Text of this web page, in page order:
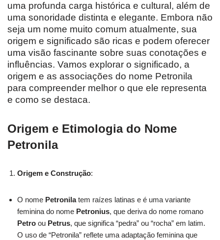
uma profunda carga histórica e cultural, além de
uma sonoridade distinta e elegante. Embora não
seja um nome muito comum atualmente, sua
origem e significado são ricas e podem oferecer
uma visão fascinante sobre suas conotações e
influências. Vamos explorar o significado, a
origem e as associações do nome Petronila
para compreender melhor o que ele representa
e como se destaca.
Origem e Etimologia do Nome
Petronila
Origem e Construção:
O nome Petronilatem raízes latinas e é uma variante
feminina do nome Petronius, que deriva do nome romano
Petro ou Petrus, que significa “pedra” ou “rocha” em latim.
O uso de “Petronila” reflete uma adaptação feminina que